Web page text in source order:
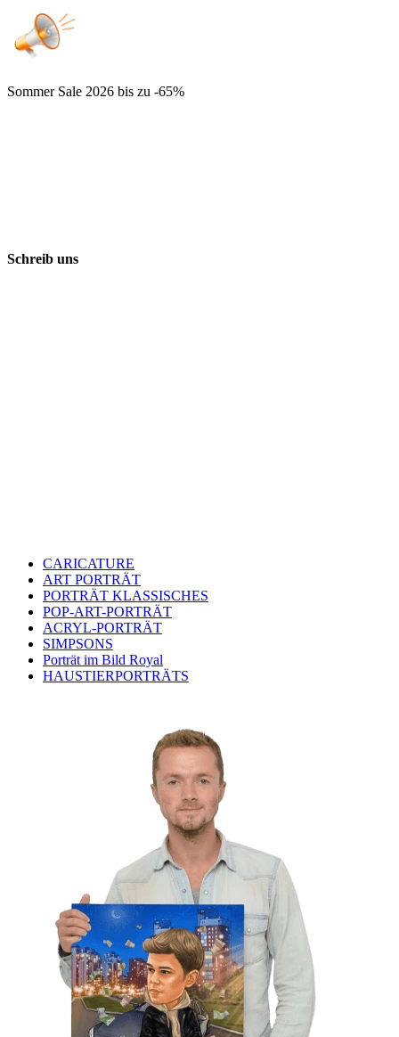
Sommer Sale 2026 bis zu -65%
Schreib uns
CARICATURE
ART PORTRÄT
PORTRÄT KLASSISCHES
POP-ART-PORTRÄT
ACRYL-PORTRÄT
SIMPSONS
Porträt im Bild Royal
HAUSTIERPORTRÄTS